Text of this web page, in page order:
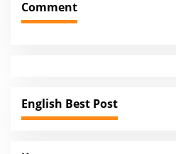
n
a
a
t
i
Comment
English Best Post